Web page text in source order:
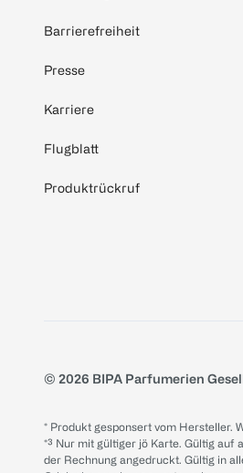
Barrierefreiheit
Presse
Karriere
Flugblatt
Produktrückruf
© 2026 BIPA Parfumerien
* Produkt gesponsert vom Hersteller.
*³ Nur mit gültiger jö Karte. Gültig auf
der Rechnung angedruckt. Gültig in